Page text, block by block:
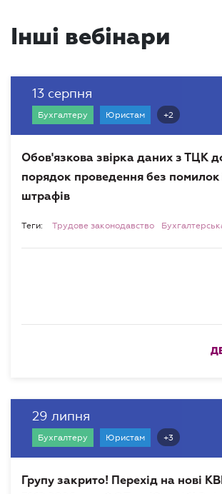
Інші вебінари
13 серпня
Бухгалтеру Юристам +2
Обов'язкова звірка даних з ТЦК
порядок проведення без помилок
штрафів
Теги: Трудове законодавство
29 липня
Бухгалтеру Юристам +3
Групу закрито! Перехід на нові